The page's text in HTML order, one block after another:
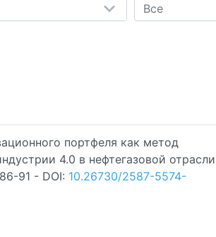
Все
портфеля как метод
4.0 в нефтегазовой отрасли
91 - DOI: 10.26730/2587-5574-